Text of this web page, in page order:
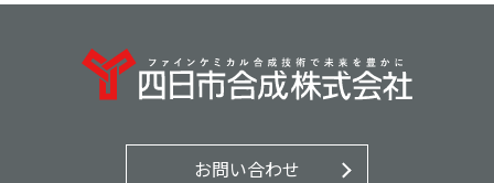
お問い合わせ